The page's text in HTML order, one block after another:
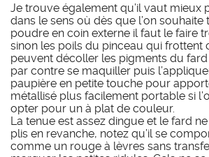
Je trouve également qu’il vaut mieux
dans le sens où dès que l’on
poudre en coin externe il faut le faire
sinon les poils du pinceau qui frottent
peuvent décoller les pigments du
par contre se maquiller puis
paupière en petite touche pour
métallisé plus facilement portable si
opter pour un à plat de couleur.
La tenue est assez dingue et le fard
plis en revanche, notez qu’il se
comme un rouge à lèvres sans